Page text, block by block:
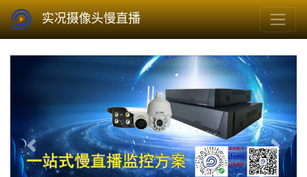
实况摄像头慢直播
Previous Next